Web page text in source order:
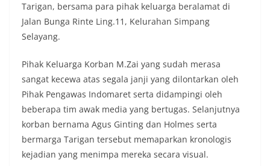
Tarigan, bersama para pihak keluarga beralamat di
Jalan Bunga Rinte Ling.11, Kelurahan Simpang
Selayang.
Pihak Keluarga Korban M.Zai yang sudah merasa
sangat kecewa atas segala janji yang dilontarkan oleh
Pihak Pengawas Indomaret serta didampingi oleh
beberapa tim awak media yang bertugas. Selanjutnya
korban bernama Agus Ginting dan Holmes serta
bermarga Tarigan tersebut memaparkan kronologis
kejadian yang menimpa mereka secara visual.